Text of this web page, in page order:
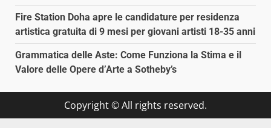
Fire Station Doha apre le candidature per residenza
artistica gratuita di 9 mesi per giovani artisti 18-35 anni
Grammatica delle Aste: Come Funziona la Stima e il
Valore delle Opere d’Arte a Sotheby’s
Copyright © All rights reserved.